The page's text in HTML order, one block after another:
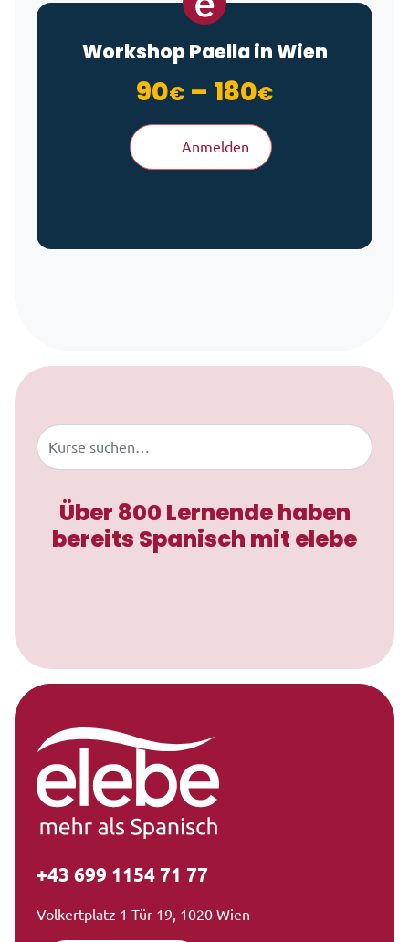
Workshop Paella in Wien
90€ – 180€
Anmelden
Zum Inhalt springen
Buscar
Über 800 Lernende haben
bereits Spanisch mit elebe
+43 699 1154 71 77
Volkertplatz 1 Tür 19, 1020 Wien